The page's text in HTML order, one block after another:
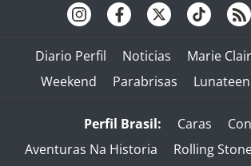
Diario Perfil Noticias Marie
Weekend
Parabrisas Lunateen
Perfil Brasil: Caras
Aventuras Na Historia
Rolling